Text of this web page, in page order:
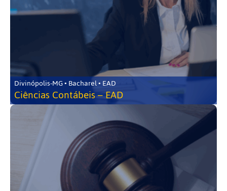
Divinópolis-MG • Bacharel • EAD
Ciências Contábeis – EAD